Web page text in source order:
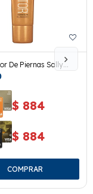
De Piernas Sally
Legs Golden
$ 884
$ 884